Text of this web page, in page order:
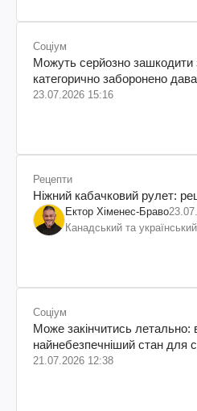
Соціум
Можуть серйозно зашкодити
категорично заборонено
23.07.2026 15:16
Рецепти
Ніжний кабачковий рулет:
Ектор Хіменес-Браво
Канадський та
Соціум
Може закінчитись летально:
найнебезпечніший стан для
21.07.2026 12:38